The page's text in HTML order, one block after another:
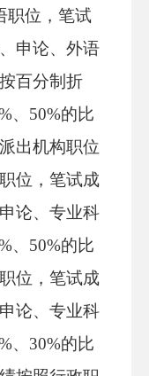
职位，笔试
申论、外语
百分制折
、50%的比
出机构职位
位，笔试成
论、专业科
、50%的比
位，笔试成
论、专业科
、30%的比